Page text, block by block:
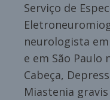
Serviço de
neurologista
e em São
Cabeça,
Miastenia